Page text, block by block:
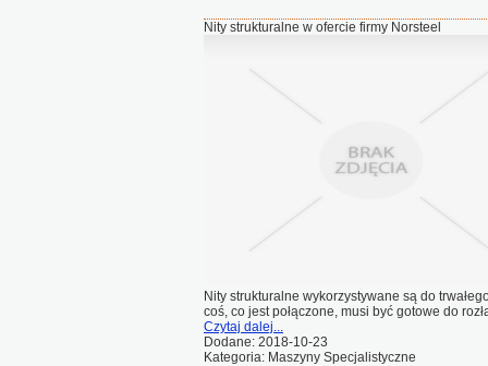
Nity strukturalne w ofercie firmy Norsteel
Nity strukturalne wykorzystywane są do
coś, co jest połączone, musi być gotowe do
Czytaj dalej...
Dodane: 2018-10-23
Kategoria: Maszyny Specjalistyczne